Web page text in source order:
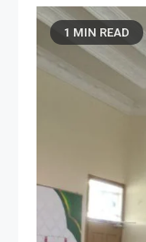
1 MIN READ